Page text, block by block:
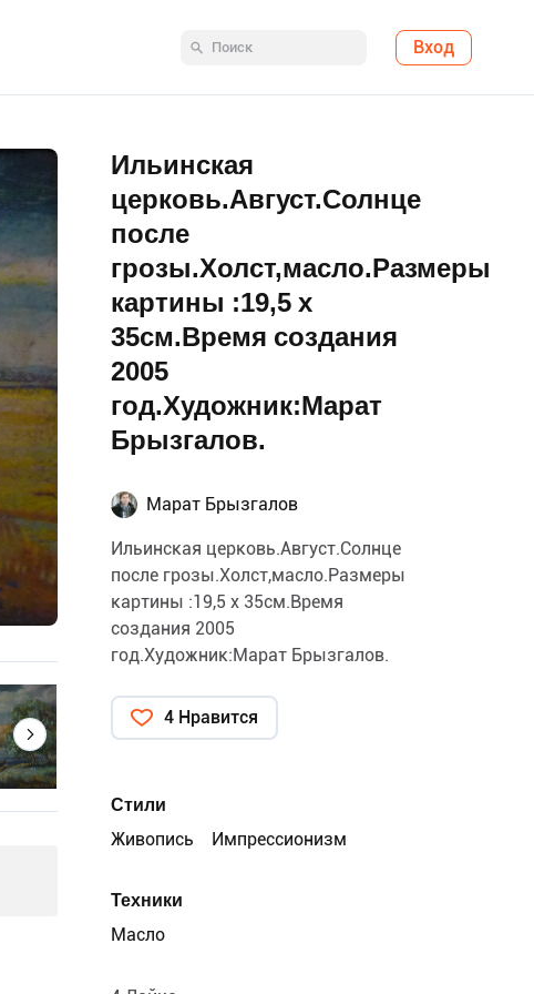
Вход
Ильинская
церковь.Август.Солнце
после
грозы.Холст,масло.Размеры
картины :19,5 х
35см.Время создания
2005
год.Художник:Марат
Брызгалов.
Марат Брызгалов
Ильинская церковь.Август.Солнце
после грозы.Холст,масло.Размеры
картины :19,5 х 35см.Время
создания 2005
год.Художник:Марат Брызгалов.
4 Нравится
Стили
Живопись
Импрессионизм
Техники
Масло